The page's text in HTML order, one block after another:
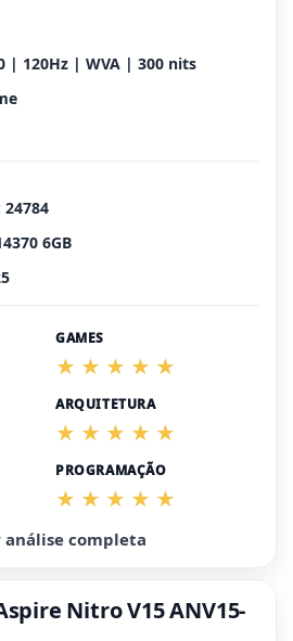
| 120Hz | WVA | 300 nits
24784
6GB
GAMES
ARQUITETURA
PROGRAMAÇÃO
análise completa
Nitro V15 ANV15-